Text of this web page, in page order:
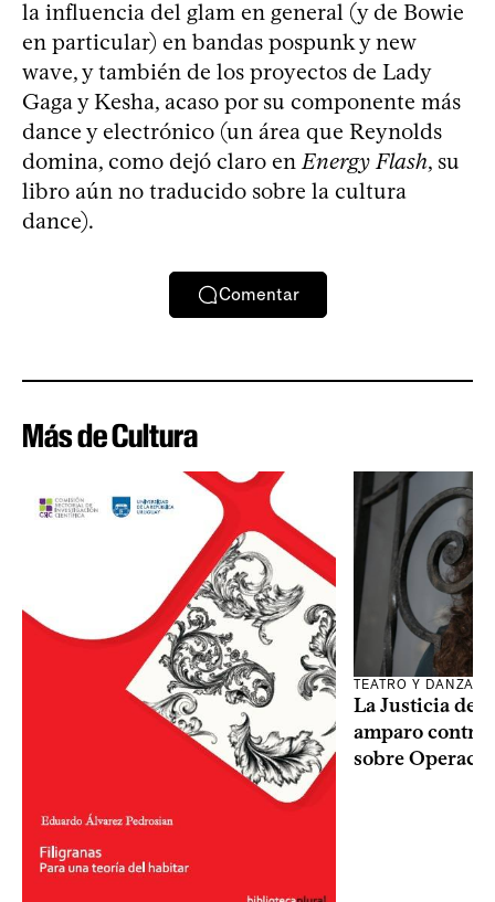
la influencia del glam en general (y de Bowie
en particular) en bandas pospunk y new
wave, y también de los proyectos de Lady
Gaga y Kesha, acaso por su componente más
dance y electrónico (un área que Reynolds
domina, como dejó claro enEnergy Flash, su
libro aún no traducido sobre la cultura
dance).
Comentar
Más de Cultura
TEATRO Y DANZA
La Justicia
amparo contra
sobre